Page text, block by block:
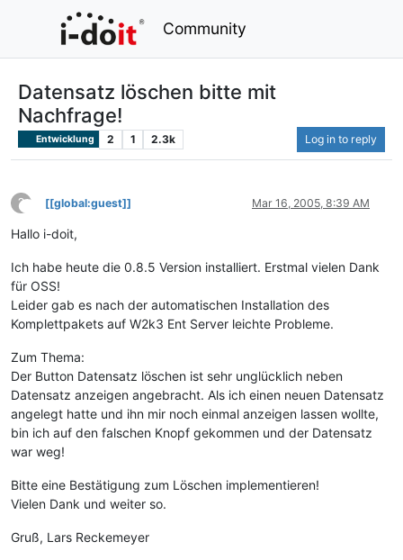
Community
Datensatz löschen bitte mit
Nachfrage!
Entwicklung 2 1 2.3k Log in to reply
?
This user is from outside of this forum
[[global:guest]] Mar 16, 2005, 8:39 AM
Hallo i-doit,
Ich habe heute die 0.8.5 Version installiert. Erstmal vielen Dank
für OSS!
Leider gab es nach der automatischen Installation des
Komplettpakets auf W2k3 Ent Server leichte Probleme.
Zum Thema:
Der Button Datensatz löschen ist sehr unglücklich neben
Datensatz anzeigen angebracht. Als ich einen neuen Datensatz
angelegt hatte und ihn mir noch einmal anzeigen lassen wollte,
bin ich auf den falschen Knopf gekommen und der Datensatz
war weg!
Bitte eine Bestätigung zum Löschen implementieren!
Vielen Dank und weiter so.
Gruß, Lars Reckemeyer